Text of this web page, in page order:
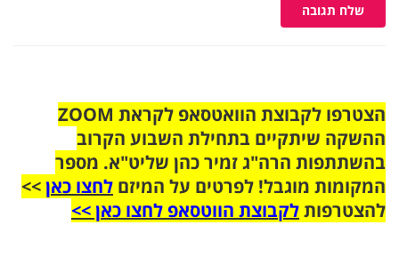
שלח תגובה
הצטרפו לקבוצת הוואטסאפ לקראת ZOOM
ההשקה שיתקיים בתחילת השבוע הקרוב
בהשתתפות הרה"ג זמיר כהן שליט"א. מספר
המקומות מוגבל! לפרטים על המיזם לחצו כאן>>
להצטרפותלקבוצת הווטסאפ לחצו כאן >>